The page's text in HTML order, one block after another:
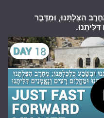
הִצַּלְתָּנוּ, וּמִדֶּבֶר